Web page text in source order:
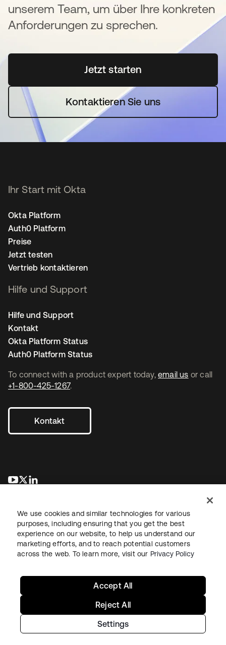
unserem Team, um über Ihre konkreten
Anforderungen zu sprechen.
Jetzt startenwird in einer neuen
Kontaktieren Sie uns
To connect with a product expert today, email us or call
+1-800-425-1267.
Kontakt
wird in einer neuen Registerkarte geöffnet
wird in einer neuen Registerkarte geöffnet
Ihr Start mit Okta
Okta Platform
Auth0 Platform
Preise
Jetzt testen
Vertrieb kontaktieren
Hilfe und Support
Hilfe und Support
Kontakt
Okta Platform Status
Auth0 Platform Status
RechtDatenschutzrichtlinieNutzungsbedingungenSicherheit
Copyright © 2026 Okta. Alle Rechte vorbehalten.
We use cookies and similar technologies for various
purposes, including ensuring that you get the best
experience on our website, to help us understand our
marketing efforts, and to reach potential customers
across the web. To learn more, visit our Privacy Policy
Settings
Reject All
Accept All